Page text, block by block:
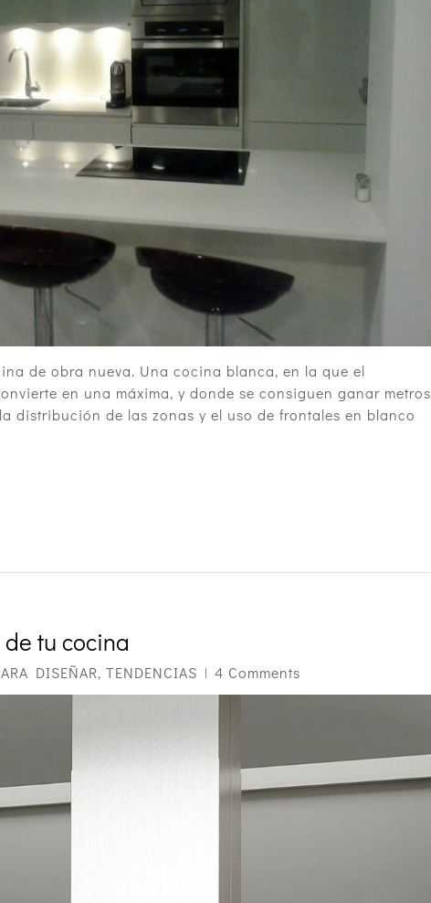
de obra nueva. Una cocina blanca, en la que el
en una máxima, y donde se consiguen ganar metros
distribución de las zonas y el uso de frontales en blanco
tu cocina
DISEÑAR, TENDENCIAS 4 Comments